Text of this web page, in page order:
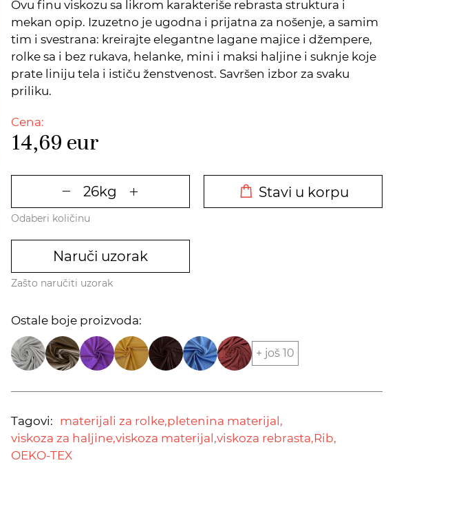
Ovu finu viskozu sa likrom karakteriše rebrasta struktura i
mekan opip. Izuzetno je ugodna i prijatna za nošenje, a samim
tim i svestrana: kreirajte elegantne lagane majice i džempere,
rolke sa i bez rukava, helanke, mini i maksi haljine i suknje koje
prate liniju tela i ističu ženstvenost. Savršen izbor za svaku
priliku.
Cena:
14,69 eur
Stavi u korpu
Odaberi količinu
Naruči uzorak
Zašto naručiti uzorak
Ostale boje proizvoda:
+ još 10
Tagovi: materijali za rolke,pletenina materijal,
viskoza za haljine,viskoza materijal,viskoza rebrasta,Rib,
OEKO-TEX